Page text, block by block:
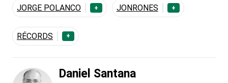
JORGE POLANCO + JONRONES +
RÉCORDS +
Daniel Santana